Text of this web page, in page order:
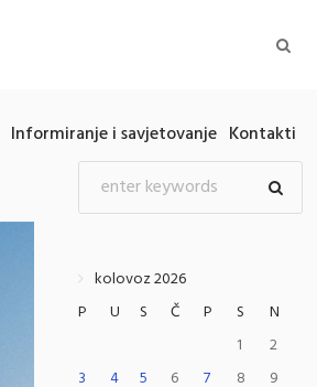
Informiranje i savjetovanje Kontakti
kolovoz 2026
P
U S Č P S
N
1
2
3
4 5 6 7 8
9